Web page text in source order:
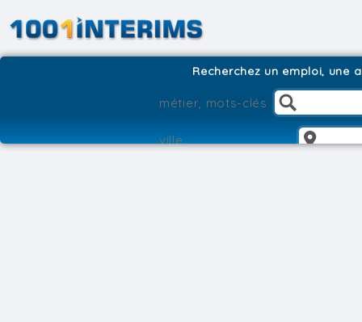
Recherchez un emploi, une